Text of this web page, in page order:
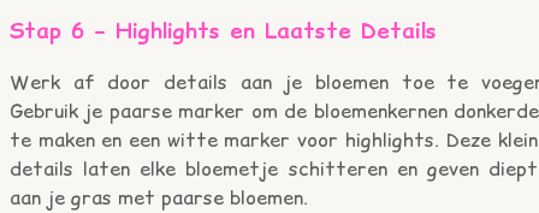
Stap 6 – Highlights en Laatste Details
Werk af door details aan je bloemen toe te
Gebruik je paarse marker om de bloemenkernen
te maken en een witte marker voor highlights. Deze
details laten elke bloemetje schitteren en geven
aan je gras met paarse bloemen.